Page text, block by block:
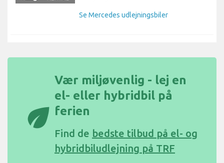
Se Mercedes udlejningsbiler
eco
Vær miljøvenlig - lej en
el- eller hybridbil på
ferien
Find de bedste tilbud på el- og
hybridbiludlejning på TRF